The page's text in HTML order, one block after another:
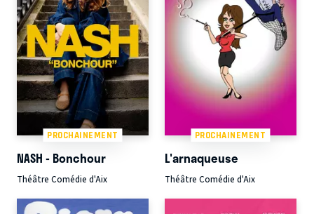
PROCHAINEMENT
NASH - Bonchour
Théâtre Comédie d'Aix
PROCHAINEMENT
L'arnaqueuse
Théâtre Comédie d'Aix